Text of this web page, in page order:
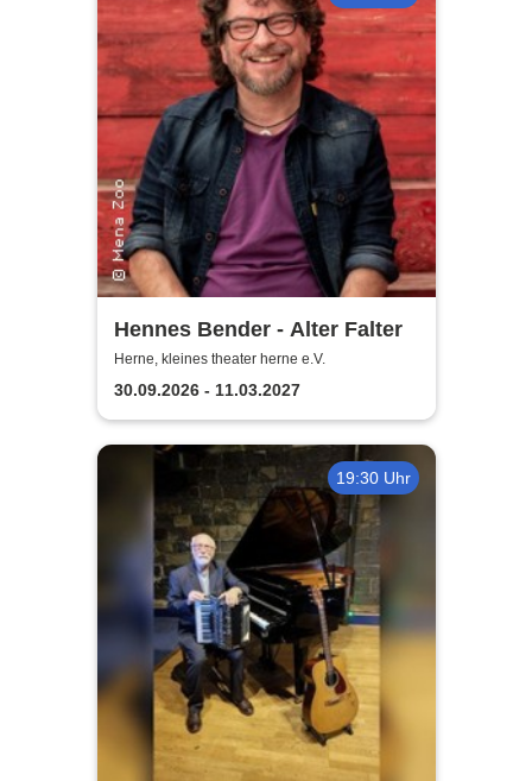
Hennes Bender - Alter Falter
Herne, kleines theater herne e.V.
30.09.2026 - 11.03.2027
19:30 Uhr